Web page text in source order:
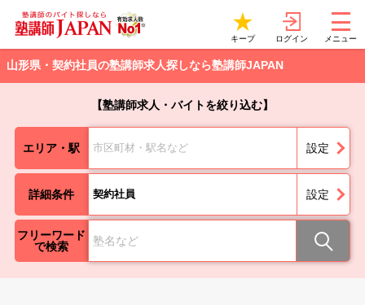
キープ ログイン メニュー
山形県・契約社員の塾講師求人探しなら塾講師JAPAN
【塾講師求人・バイトを絞り込む】
エリア・駅 市区町材・駅名など 設定
詳細条件 契約社員 設定
フリーワード
で検索